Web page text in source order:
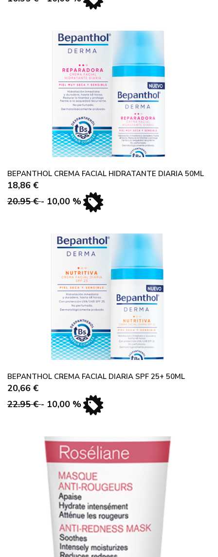
BEPANTHOL CREMA FACIAL HIDRATANTE DIARIA 50ML
18,86 €
20.95 €- 10,00 %
BEPANTHOL CREMA FACIAL DIARIA SPF 25+ 50ML
20,66 €
22.95 €- 10,00 %